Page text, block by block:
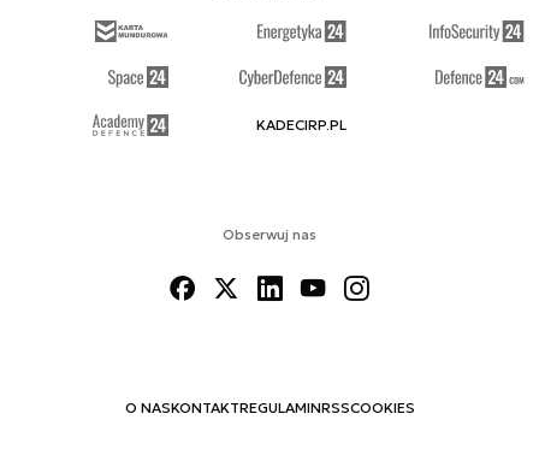
Obserwuj nas
O NASKONTAKTREGULAMINRSSCOOKIES
KADECIRP.PL